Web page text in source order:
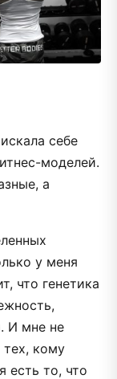
себе
моделей.
а
у меня
что генетика
И мне не
тех, кому
есть то, что